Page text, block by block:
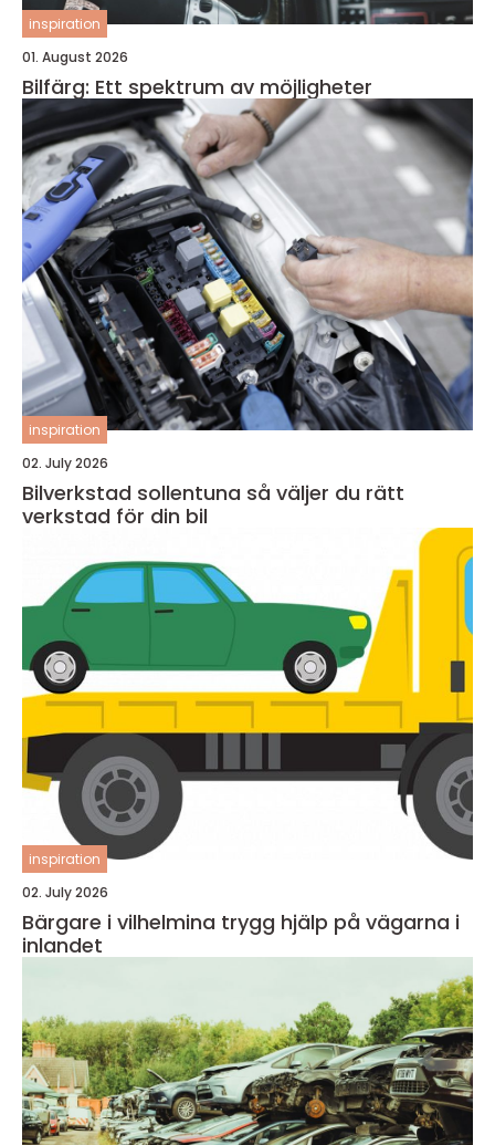
inspiration
01. August 2026
Bilfärg: Ett spektrum av möjligheter
inspiration
02. July 2026
Bilverkstad sollentuna så väljer du rätt
verkstad för din bil
inspiration
02. July 2026
Bärgare i vilhelmina trygg hjälp på vägarna i
inlandet